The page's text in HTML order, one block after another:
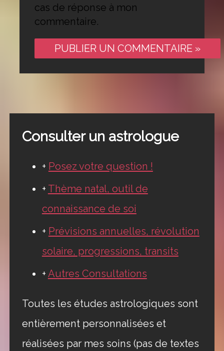
cas de réponse à mon
commentaire.
Consulter un astrologue
+ Posez votre question !
+ Thème natal, outil de
connaissance de soi
+ Prévisions annuelles, révolution
solaire, progressions, transits
+ Autres Consultations
Toutes les études astrologiques sont
entièrement personnalisées et
réalisées par mes soins (pas de textes